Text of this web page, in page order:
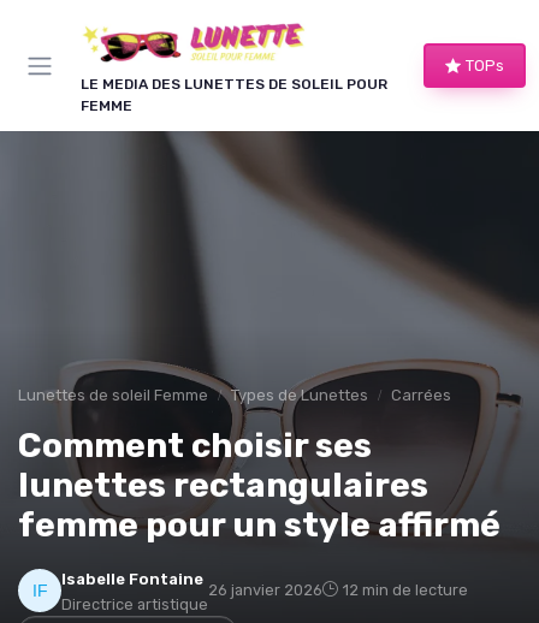
LE MEDIA DES LUNETTES DE SOLEIL POUR
FEMME
TOPs
Lunettes de soleil Femme Types de Lunettes Carrées
Comment choisir ses
lunettes rectangulaires
femme pour un style affirmé
Isabelle Fontaine
Directrice artistique
26 janvier 2026 12 min de lecture